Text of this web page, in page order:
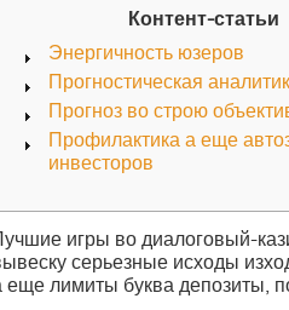
Контент-статьи
Энергичность юзеров
Прогностическая
Прогноз во строю
Профилактика а еще
инвесторов
игры во диалоговый-
серьезные исходы
еще лимиты буква депозиты,